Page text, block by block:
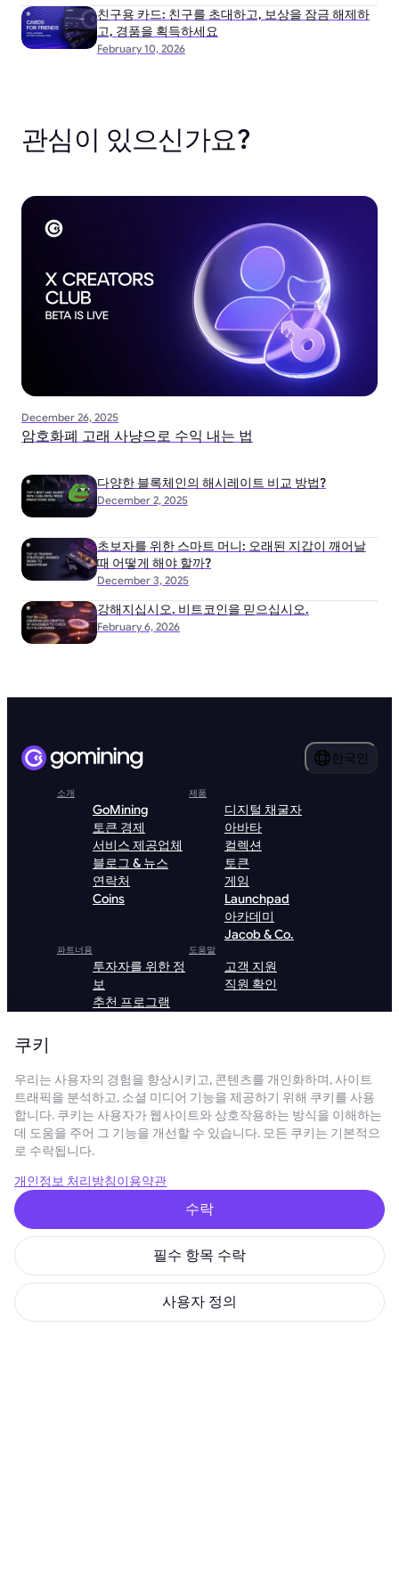
February 10, 2026
친구용 카드: 친구를 초대하고, 보상을 잠금 해제하
고, 경품을 획득하세요
관심이 있으신가요?
December 26, 2025
암호화폐 고래 사냥으로 수익 내는 법
December 2, 2025
다양한 블록체인의 해시레이트 비교 방법?
December 3, 2025
초보자를 위한 스마트 머니: 오래된 지갑이 깨어날
때 어떻게 해야 할까?
February 6, 2026
강해지십시오. 비트코인을 믿으십시오.
한국인
소개
GoMining
토큰 경제
서비스 제공업체
블로그 & 뉴스
연락처
Coins
제품
디지털 채굴자
아바타
컬렉션
토큰
게임
Launchpad
아카데미
Jacob & Co.
파트너용
투자자를 위한 정
보
추천 프로그램
Algorithms
호스팅
Institutional
도움말
고객 지원
직원 확인
GoMining 앱 다운로드
GoMining Lite 다운로드
쿠키
우리는 사용자의 경험을 향상시키고, 콘텐츠를 개인화하며, 사이트
트래픽을 분석하고, 소셜 미디어 기능을 제공하기 위해 쿠키를 사용
합니다. 쿠키는 사용자가 웹사이트와 상호작용하는 방식을 이해하는
데 도움을 주어 그 기능을 개선할 수 있습니다. 모든 쿠키는 기본적으
로 수락됩니다.
개인정보 처리방침이용약관
수락
필수 항목 수락
사용자 정의